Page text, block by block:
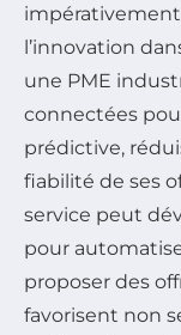
l’innovation
une PME
connectées
prédictive,
fiabilité de ses
service peut
pour
proposer des
favorisent non